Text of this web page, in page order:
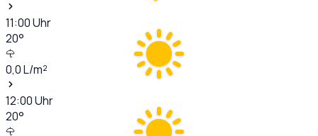
11:00Uhr
20°
0,0L/m²
12:00Uhr
20°